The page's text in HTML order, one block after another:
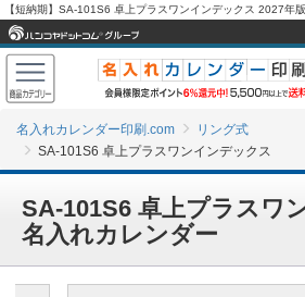
名入れカレンダー印刷.com
リング式
SA-101S6 卓上プラスワンインデックス
SA-101S6 卓上プラスワ
名入れカレンダー